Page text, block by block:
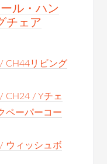
ル・ハン
チェア
CH44リビング
CH24 / Yチェ
ペーパーコー
ウィッシュボ